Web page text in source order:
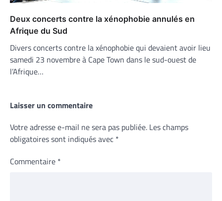
Deux concerts contre la xénophobie annulés en
Afrique du Sud
Divers concerts contre la xénophobie qui devaient avoir lieu
samedi 23 novembre à Cape Town dans le sud-ouest de
l’Afrique…
Laisser un commentaire
Votre adresse e-mail ne sera pas publiée. Les champs
obligatoires sont indiqués avec *
Commentaire *